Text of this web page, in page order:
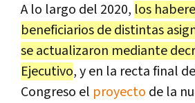
A lo largo del 2020, los
beneficiarios de distintas
se actualizaron mediante
Ejecutivo, y en la recta final
Congreso el proyecto de la